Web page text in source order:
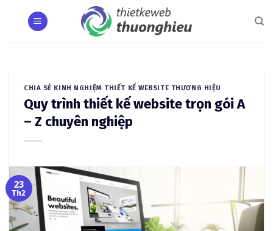
CHIA SẺ KINH NGHIỆM THIẾT KẾ WEBSITE THƯƠNG HIỆU
Quy trình thiết kế website trọn gói A
– Z chuyên nghiệp
23
Th2